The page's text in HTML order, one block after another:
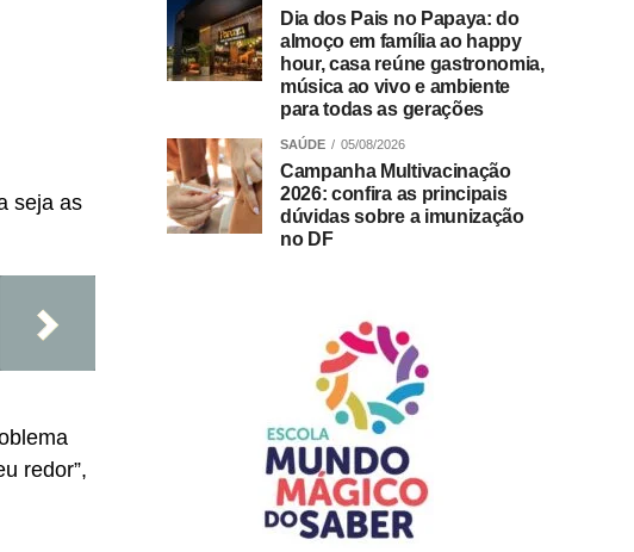
seja as
redor”,
Dia dos Pais no Papaya: do
almoço em família ao happy
hour, casa reúne gastronomia,
música ao vivo e ambiente
para todas as gerações
SAÚDE 05/08/2026
Campanha Multivacinação
2026: confira as principais
dúvidas sobre a imunização
no DF